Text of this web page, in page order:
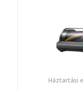
Háztartási